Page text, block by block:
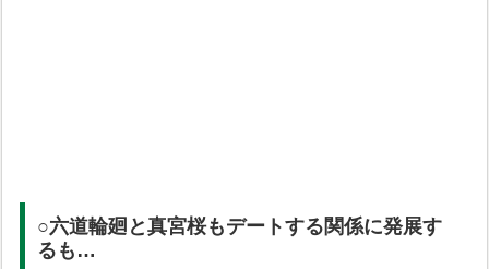
○六道輪廻と真宮桜もデートする関係に発展す
るも…